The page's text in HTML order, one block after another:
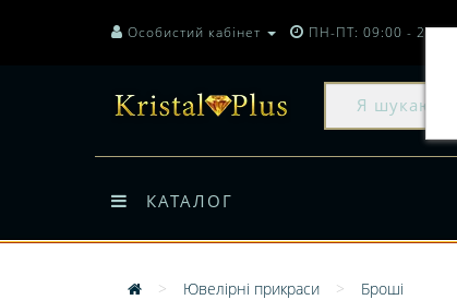
Особистий кабінет ПН-ПТ: 09:00 - 20:00
КАТАЛОГ
Ювелірні прикраси Броші